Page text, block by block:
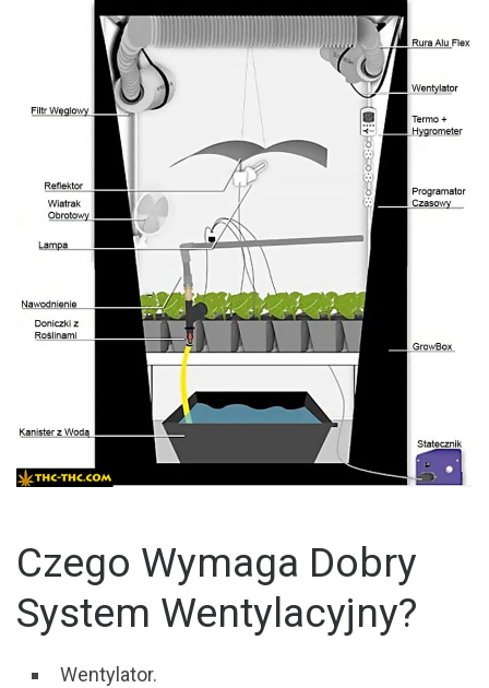
Czego Wymaga Dobry
System Wentylacyjny?
Wentylator.